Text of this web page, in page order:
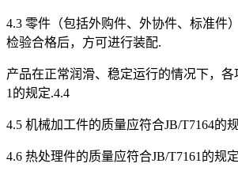
4.3 零件（包括外购件、外协件、标准件
检验合格后，方可进行装配.
产品在正常润滑、稳定运行的情况下，
1的规定.4.4
4.5 机械加工件的质量应符合JB/T7164的
4.6 热处理件的质量应符合JB/T7161的规